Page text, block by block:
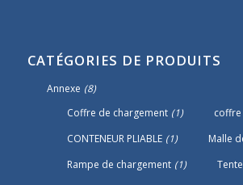
CATÉGORIES DE PRODUITS
Annexe (8)
Coffre de chargement (1)
CONTENEUR PLIABLE (1) Malle
Rampe de chargement (1)